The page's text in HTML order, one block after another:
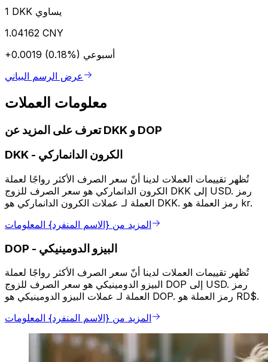
1 DKK يساوي
1.04162 CNY
+0.0019 (0.18%) أسبوعي
عرض الرسم البياني
معلومات العملات
تعرف على المزيد عن DKK و DOP
DKK - الكرون الدانماركي
تُظهر تقييمات العملات لدينا أنّ سعر الصرف الأكثر رواجًا لعملة
الكرون الدانماركي هو سعر الصرف للزوج DKK إلى USD. رمز
العملة لـ عملات الكرون الدانماركي هو DKK. رمز العملة هو kr.
المزيد من {الاسم المنفرد} المعلومات
DOP - البيزو الدومينيكي
تُظهر تقييمات العملات لدينا أنّ سعر الصرف الأكثر رواجًا لعملة
البيزو الدومينيكي هو سعر الصرف للزوج DOP إلى USD. رمز
العملة لـ عملات البيزو الدومينيكي هو DOP. رمز العملة هو RD$.
المزيد من {الاسم المنفرد} المعلومات